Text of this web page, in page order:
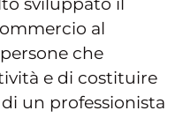
sviluppato il
al
che
e di costituire
di un professionista